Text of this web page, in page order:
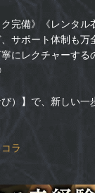
完備》《レンタル
サポート体制も万
にレクチャーする
）】で、新しい一
ラ